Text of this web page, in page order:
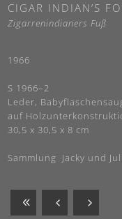
CIGAR INDIAN’S
Zigarrenindianers Fuß
1966
S 1966–2
Leder,
auf
30,5 x 30,5 x 8 cm
Sammlung Jacky und